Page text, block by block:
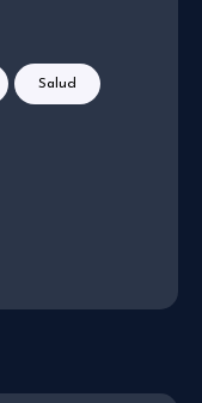
Salud